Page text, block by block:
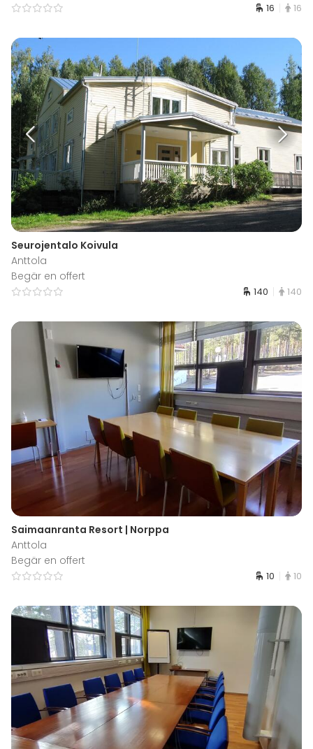
16 16
Seurojentalo Koivula
Anttola
Begär en offert
140 140
Saimaanranta Resort | Norppa
Anttola
Begär en offert
10 10